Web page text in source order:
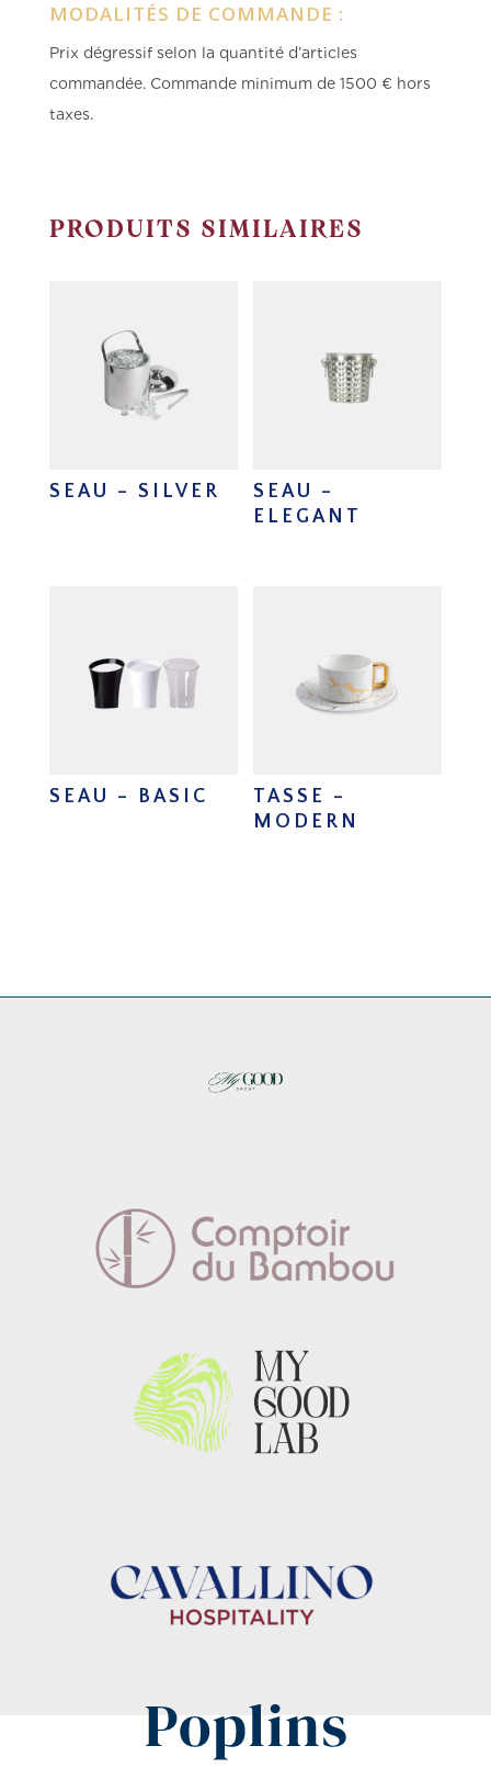
MODALITÉS DE COMMANDE :
Prix dégressif selon la quantité d’articles
commandée. Commande minimum de 1500 € hors
taxes.
PRODUITS SIMILAIRES
SEAU – SILVER
SEAU –
ELEGANT
SEAU – BASIC
TASSE –
MODERN